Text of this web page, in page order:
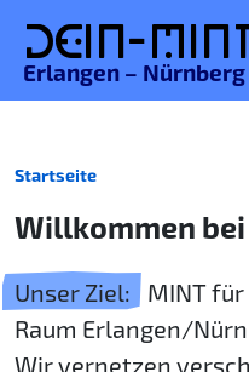
Dein-
Erlangen –
Startseite
Willkommen bei
Unser Ziel:
MINT für
Raum Erlangen/
Wir vernetzen